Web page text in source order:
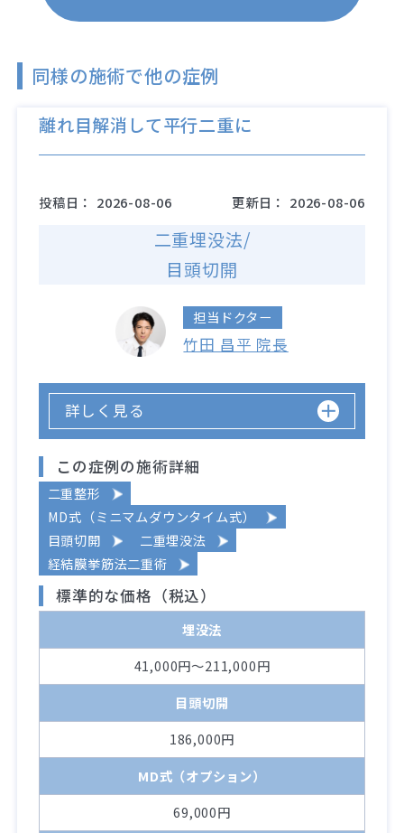
同様の施術で他の症例
離れ目解消して平行二重に
投稿日： 2026-08-06 更新日： 2026-08-06
二重埋没法/
目頭切開
担当ドクター
竹田 昌平 院長
詳しく見る
この症例の施術詳細
二重整形
MD式（ミニマムダウンタイム式）
目頭切開
二重埋没法
経結膜挙筋法二重術
標準的な価格（税込）
埋没法
41,000円～211,000円
目頭切開
186,000円
MD式（オプション）
69,000円